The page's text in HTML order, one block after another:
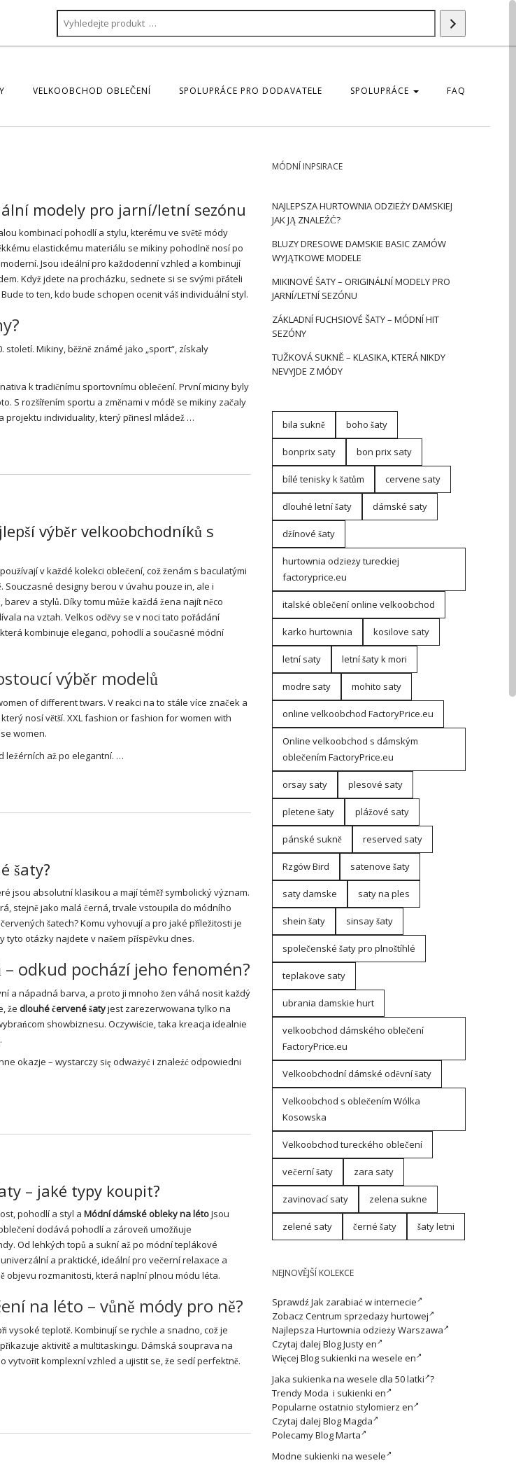
VELKOOBCHOD OBLEČENÍ SPOLUPRÁCE PRO DODAVATELE SPOLUPRÁCE FAQ
modely pro jarní/letní sezónu
kombinací pohodlí a stylu, kterému ve světě módy
elastickému materiálu se mikinypohodlně nosí po
Jsou ideální pro každodenní vzhled a kombinují
Když jdete na procházku, sednete si se svými přáteli
Bude to ten, kdo bude schopen ocenit váš individuální styl.
Mikiny, běžně známé jako „sport“, získaly
k tradičnímu sportovnímu oblečení. První miciny byly
S rozšířením sportu a změnami v módě se mikiny začaly
projektu individuality, který přinesl mládež …
výběr velkoobchodníků s
v každé kolekci oblečení, což ženám s baculatými
Souczasné designy berou v úvahu pouze in, ale i
a stylů. Díky tomu může každá žena najít něco
na vztah. Velkos oděvy se v noci tato pořádání
kombinuje eleganci, pohodlí a současné módní
výběr modelů
of different twars. V reakci na to stále více značek a
nosí větší. XXL fashion or fashion for women with
women.
ležérních až po elegantní. …
šaty?
jsou absolutní klasikou a mají téměř symbolický význam.
stejně jako malá černá, trvale vstoupila do módního
šatech? Komu vyhovují a pro jaké příležitosti je
tyto otázky najdete v našem příspěvku dnes.
odkud pochází jeho fenomén?
a nápadná barva, a proto ji mnoho žen váhá nosit každý
že dlouhé červené šatyjest zarezerwowana tylko na
showbiznesu. Oczywiście, taka kreacja idealnie
okazje – wystarczy się odważyć i znaleźć odpowiedni
– jaké typy koupit?
pohodlí a styl a Módnídámské oblekyna létoJsou
dodává pohodlí a zároveň umožňuje
Od lehkých topů a sukní až po módní teplákové
a praktické, ideální pro večerní relaxace a
objevu rozmanitosti, která naplní plnou módu léta.
na léto – vůně módy pro ně?
vysoké teplotě. Kombinují se rychle a snadno, což je
aktivitě a multitaskingu. Dámská souprava na
vytvořit komplexní vzhled a ujistit se, že sedí perfektně.
MÓDNÍ INPSIRACE
NAJLEPSZA HURTOWNIA ODZIEŻY DAMSKIEJ
JAK JĄ ZNALEŹĆ?
BLUZY DRESOWE DAMSKIE BASIC ZAMÓW
WYJĄTKOWE MODELE
MIKINOVÉ ŠATY – ORIGINÁLNÍ MODELY PRO
JARNÍ/LETNÍ SEZÓNU
ZÁKLADNÍ FUCHSIOVÉ ŠATY – MÓDNÍ HIT
SEZÓNY
TUŽKOVÁ SUKNĚ – KLASIKA, KTERÁ NIKDY
NEVYJDE Z MÓDY
bila sukně boho šaty
bonprix saty bon prix saty
bílé tenisky k šatům cervene saty
dlouhé letní šaty dámské saty
džínové šaty
hurtownia odzieży tureckiej
factoryprice.eu
italské oblečení online velkoobchod
karko hurtownia kosilove saty
letní saty letní šaty k mori
modre saty mohito saty
online velkoobchod FactoryPrice.eu
Online velkoobchod s dámským
oblečením FactoryPrice.eu
orsay saty plesové saty
pletene šaty plážové saty
pánské sukně reserved saty
Rzgów Bird satenove šaty
saty damske saty na ples
shein šaty sinsay šaty
společenské šaty pro plnoštíhlé
teplakove saty
ubrania damskie hurt
velkoobchod dámského oblečení
FactoryPrice.eu
Velkoobchodní dámské oděvní šaty
Velkoobchod s oblečením Wólka
Kosowska
Velkoobchod tureckého oblečení
večerní šaty zara saty
zavinovací saty zelena sukne
zelené saty černé šaty šaty letni
NEJNOVĚJŠÍ KOLEKCE
SprawdźJak zarabiać w internecie
Zobacz Centrum sprzedaży hurtowej
Najlepsza Hurtownia odzieży Warszawa
Czytaj dalej Blog Justy en
Więcej Blog sukienki na wesele en
Jaka sukienka na wesele dla 50 latki ?
TrendyModa i sukienki en
Popularne ostatnio stylomierz en
Czytaj dalej Blog Magda
PolecamyBlog Marta
Modne sukienki na wesele